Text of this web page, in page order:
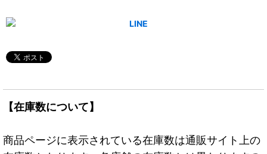
【在庫数について】
商品ページに表示されている在庫数は通販サイト上の